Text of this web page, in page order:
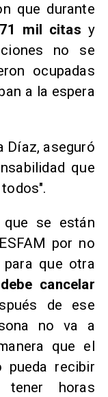
que durante
mil citas y
no se
ocupadas
a la espera
Díaz, aseguró
que
se están
por no
que otra
cancelar
de ese
no va a
que el
pueda recibir
horas